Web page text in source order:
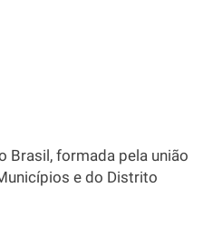
Brasil, formada pela união
e do Distrito